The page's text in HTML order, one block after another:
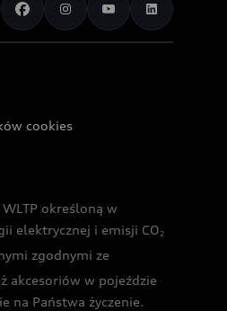
cookies
określoną w
elektrycznej i emisji CO2
zgodnymi ze
akcesoriów w pojeździe
na Państwa życzenie.